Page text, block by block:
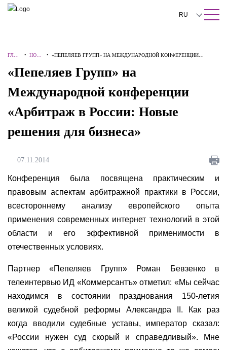
ПОИСК ПО САЙТУ Закрыть
RU
中文
Français
日本語
Português
ГЛАВ
•НОВ
• «ПЕПЕЛЯЕВ ГРУПП» НА МЕЖДУНАРОДНОЙ КОНФЕРЕНЦИИ
«Пепеляев Групп» на
Международной конференции
«Арбитраж в России: Новые
решения для бизнеса»
07.11.2014
Конференция была посвящена практическим и
правовым аспектам арбитражной практики в России,
всестороннему анализу европейского опыта
применения современных интернет технологий в этой
области и его эффективной применимости в
отечественных условиях.
Партнер «Пепеляев Групп» Роман Бевзенко в
телеинтервью ИД «Коммерсантъ» отметил: «Мы сейчас
находимся в состоянии празднования 150-летия
великой судебной реформы Александра II. Как раз
когда вводили судебные уставы, император сказал:
«России нужен суд скорый и справедливый». Мне